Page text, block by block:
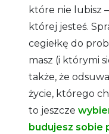
które nie lubisz
której jesteś.
cegiełkę do
masz (i którymi
także, że
życie, którego
to jeszcze
budujesz sobie